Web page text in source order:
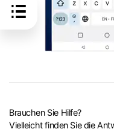
Brauchen Sie Hilfe?
Vielleicht finden Sie die